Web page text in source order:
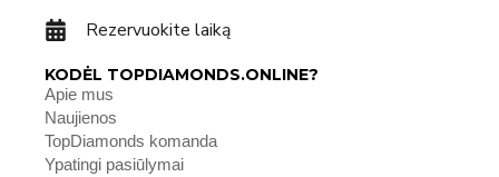
Rezervuokite laiką
KODĖL TOPDIAMONDS.ONLINE?
Apie mus
Naujienos
TopDiamonds komanda
Ypatingi pasiūlymai